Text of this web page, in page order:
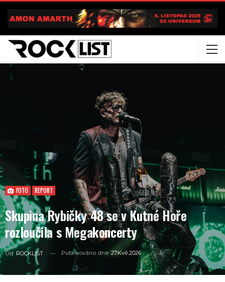
FOTO REPORT
Skupina Rybičky 48 se v Kutné Hoře
rozloučila s Megakoncerty
Od ROCKLIST Publikováno dne 27.Kvě.2026